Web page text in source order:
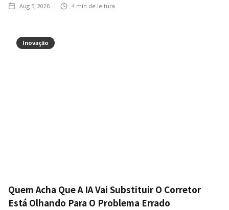
Aug 5, 2026 4 min de leitura
Inovação
Quem Acha Que A IA Vai Substituir O Corretor
Está Olhando Para O Problema Errado